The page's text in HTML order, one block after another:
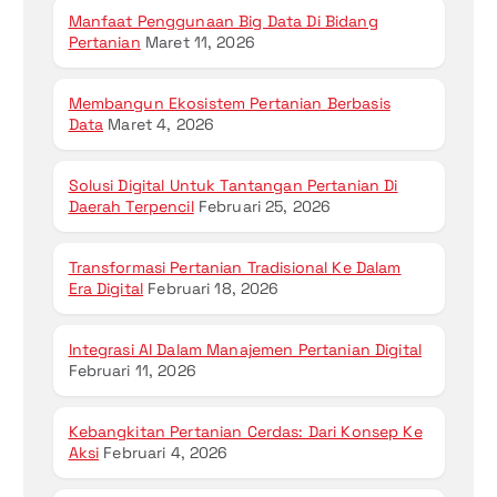
Manfaat Penggunaan Big Data Di Bidang
Pertanian Maret 11, 2026
Membangun Ekosistem Pertanian Berbasis
Data Maret 4, 2026
Solusi Digital Untuk Tantangan Pertanian Di
Daerah Terpencil Februari 25, 2026
Transformasi Pertanian Tradisional Ke Dalam
Era Digital Februari 18, 2026
Integrasi AI Dalam Manajemen Pertanian Digital
Februari 11, 2026
Kebangkitan Pertanian Cerdas: Dari Konsep Ke
Aksi Februari 4, 2026